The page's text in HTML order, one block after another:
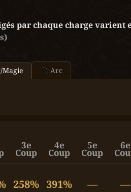
par chaque charge varient
Magie Arc
3e
Coup
4e
Coup
5e
Coup
6e
258% 391% — —